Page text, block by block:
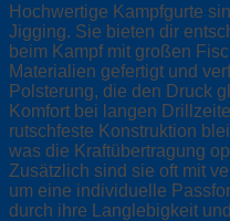
Hochwertige Kampfgurte
Jigging. Sie bieten dir
beim Kampf mit großen
Materialien gefertigt und
Polsterung, die den Druck
Komfort bei langen
rutschfeste Konstruktion
was die Kraftübertragung
Zusätzlich sind sie oft mit
um eine individuelle
durch ihre Langlebigkeit